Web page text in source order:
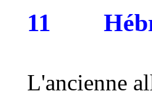
11
L'ancienne